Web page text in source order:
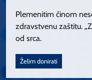
Plemenitim činom
zdravstvenu zaštitu.
od srca.
Želim donirati